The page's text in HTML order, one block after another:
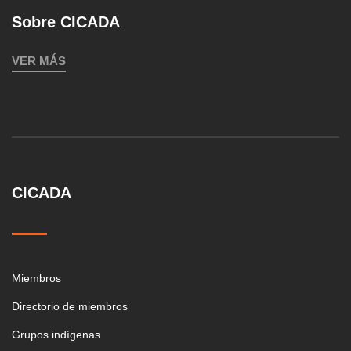
Sobre CICADA
VER MÁS
CICADA
Miembros
Directorio de miembros
Grupos indígenas